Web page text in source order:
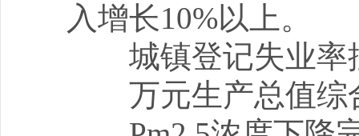
入增长10%以上。
城镇登记失业率
万元生产总值综